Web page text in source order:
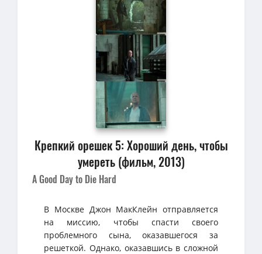
Крепкий орешек 5: Хороший день, чтобы
умереть (фильм, 2013)
A Good Day to Die Hard
В Москве Джон МакКлейн отправляется
на миссию, чтобы спасти своего
проблемного сына, оказавшегося за
решеткой. Однако, оказавшись в сложной